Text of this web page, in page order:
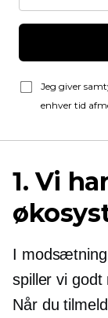
Jeg giver
enhver tid
1. Vi
I
spiller vi godt
Når du